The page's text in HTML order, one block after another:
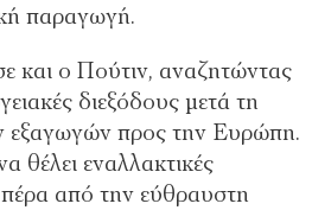
παραγωγή.
και ο Πούτιν, αναζητώντας
διεξόδους µετά τη
εξαγωγών προς την Ευρώπη.
θέλει εναλλακτικές
πέρα από την εύθραυστη